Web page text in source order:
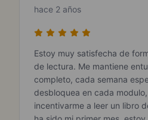
hace 2 años
Estoy muy satisfecha de
de lectura. Me mantiene
completo, cada semana
desbloquea en cada
incentivarme a leer un libro